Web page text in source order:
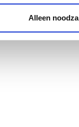
Alleen